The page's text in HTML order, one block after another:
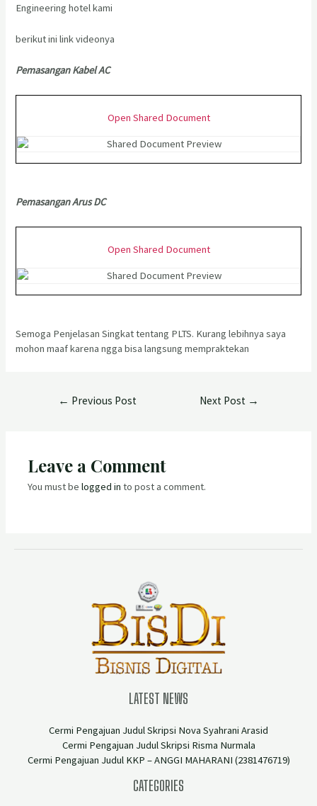
Engineering hotel kami
berikut ini link videonya
Pemasangan Kabel AC
Open Shared Document
Pemasangan Arus DC
Open Shared Document
Semoga Penjelasan Singkat tentang PLTS. Kurang lebihnya saya
mohon maaf karena ngga bisa langsung mempraktekan
← Previous Post Next Post →
Leave a Comment
You must belogged in to post a comment.
LATEST NEWS
Cermi Pengajuan Judul Skripsi Nova Syahrani Arasid
Cermi Pengajuan Judul Skripsi Risma Nurmala
Cermi Pengajuan Judul KKP – ANGGI MAHARANI (2381476719)
CATEGORIES